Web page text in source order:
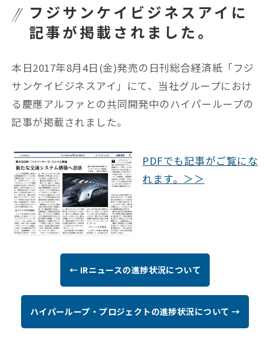
フジサンケイビジネスアイに
記事が掲載されました。
本日2017年8月4日(金)発売の日刊総合経済紙「フジ
サンケイビジネスアイ」にて、当社グループにおけ
る慶應アルファとの共同開発中のハイパーループの
記事が掲載されました。
PDFでも記事がご覧にな
れます。＞＞
← IRニュースの進捗状況について
ハイパーループ・プロジェクトの進捗状況について →